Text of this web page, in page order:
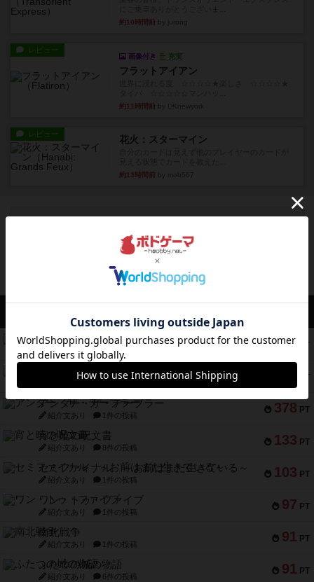
約10時間前
レビュー
画像付き 充実
フラットアイアン
約11時間前
レビュー 花火：スターマイン
約13時間前
574 PT
無限まちがいさがし
紹介文あり 2件の投稿
PT
リワイルド：サウスアメリカ
378 PT
アンダー・ザ・テーブラー
紹介文あり 1件の投稿
133 PT
宵と暁の呪文書
紹介文あり 8件の投稿
103 PT
セミファイナル ～お前はまだ生きている～
紹介文あり 1件の投稿
97 PT
ワン・トゥ・ファイブ
紹介文あり 1件の投稿
91 PT
南北戦争
紹介文あり 1件の投稿
91 PT
ふたつの城の物語
紹介文あり 6件の投稿